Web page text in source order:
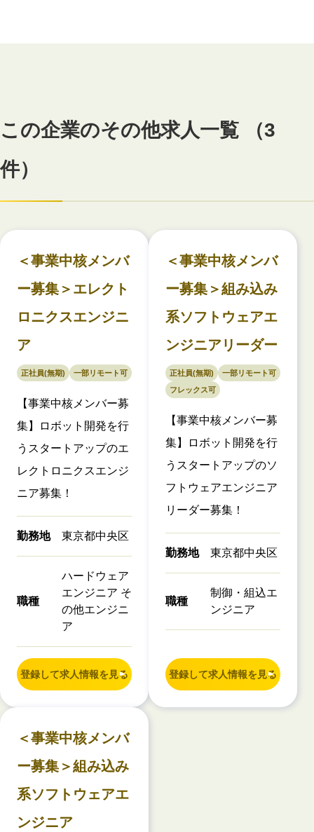
この企業のその他求人一覧 （3
件）
＜事業中核メンバ
ー募集＞エレクト
ロニクスエンジニ
ア
正社員(無期) 一部リモート可
【事業中核メンバー募
集】ロボット開発を行
うスタートアップのエ
レクトロニクスエンジ
ニア募集！
勤務地 東京都中央区
職種
ハードウェア
エンジニア そ
の他エンジニ
ア
登録して求人情報を見る
＜事業中核メンバ
ー募集＞組み込み
系ソフトウェアエ
ンジニアリーダー
正社員(無期)
一部リモート可
フレックス可
【事業中核メンバー募
集】ロボット開発を行
うスタートアップのソ
フトウェアエンジニア
リーダー募集！
勤務地 東京都中央区
職種
制御・組込エ
ンジニア
登録して求人情報を見る
＜事業中核メンバ
ー募集＞組み込み
系ソフトウェアエ
ンジニア